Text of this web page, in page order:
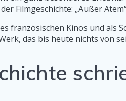
Filmgeschichte: „Außer
französischen Kinos und als
das bis heute nichts von